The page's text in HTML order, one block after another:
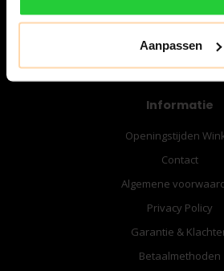
Aanpassen
Informatie
Openingstijden
Contact
Algemene
Privacy Policy
Garantie &
Betaalmethoden